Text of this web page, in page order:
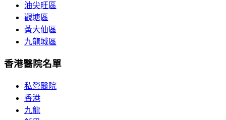
油尖旺區
觀塘區
黃大仙區
九龍城區
香港醫院名單
私營醫院
香港
九龍